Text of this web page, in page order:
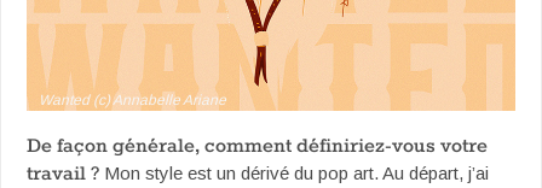
Wanted (c) Annabelle Ariane
De façon générale, comment définiriez-vous votre
travail ? Mon style est un dérivé du pop art. Au départ, j’ai